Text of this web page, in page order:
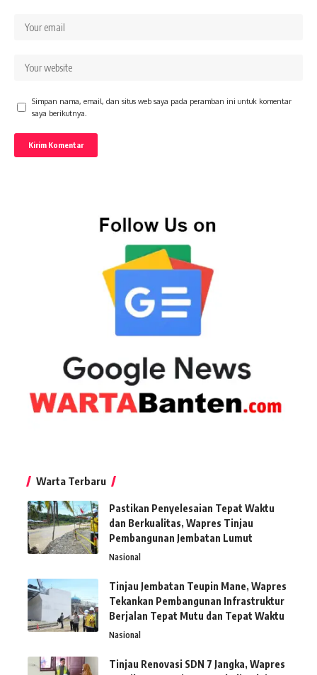
Simpan nama, email, dan situs web saya pada peramban ini untuk komentar
saya berikutnya.
Warta Terbaru
Pastikan Penyelesaian Tepat Waktu
dan Berkualitas, Wapres Tinjau
Pembangunan Jembatan Lumut
Nasional
Tinjau Jembatan Teupin Mane, Wapres
Tekankan Pembangunan Infrastruktur
Berjalan Tepat Mutu dan Tepat Waktu
Nasional
Tinjau Renovasi SDN 7 Jangka, Wapres